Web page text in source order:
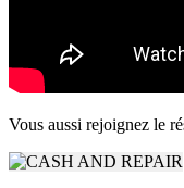
Vous aussi rejoignez le